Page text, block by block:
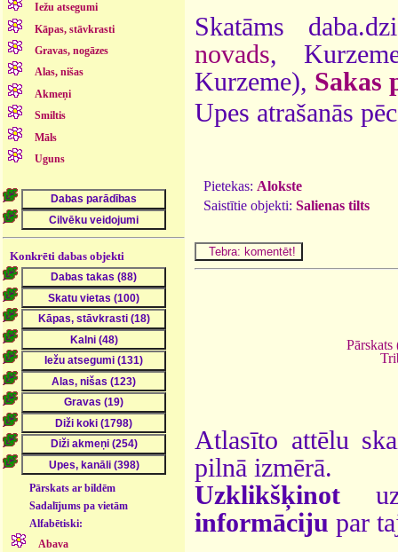
Iežu atsegumi
Kāpas, stāvkrasti
Gravas, nogāzes
Alas, nišas
Akmeņi
Smiltis
Māls
Uguns
Konkrēti dabas objekti
Pārskats ar bildēm
Sadalījums pa vietām
Alfabētiski:
Abava
Skatāms
novads,
Kurzeme), Sakas
Upes atrašanās
Pietekas: Alokste
Saistītie objekti: Salienas tilts
Pārskats
Atlasīto attēlu
pilnā izmērā.
Uzklikšķinot
informāciju par